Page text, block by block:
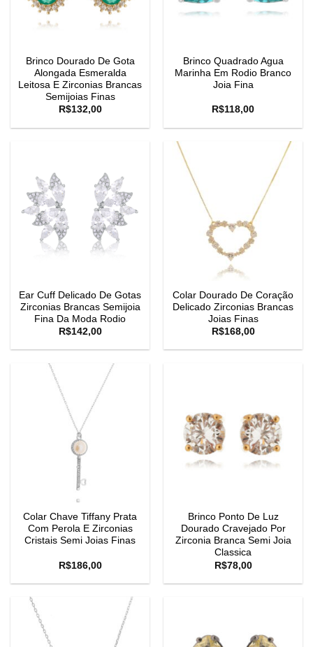
Brinco Dourado De Gota
Alongada Esmeralda
Leitosa E Zirconias Brancas
Semijoias Finas
R$132,00
Brinco Quadrado Agua
Marinha Em Rodio Branco
Joia Fina
R$118,00
Ear Cuff Delicado De Gotas
Zirconias Brancas Semijoia
Fina Da Moda Rodio
R$142,00
Colar Dourado De Coração
Delicado Zirconias Brancas
Joias Finas
R$168,00
Colar Chave Tiffany Prata
Com Perola E Zirconias
Cristais Semi Joias Finas
R$186,00
Brinco Ponto De Luz
Dourado Cravejado Por
Zirconia Branca Semi Joia
Classica
R$78,00